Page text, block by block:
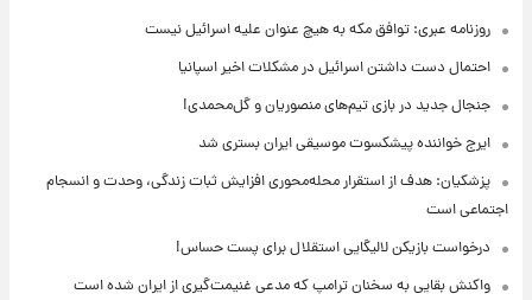
روزنامه عبری: توافق مکه به هیچ عنوان علیه اسرائیل نیست
احتمال دست داشتن اسرائیل در مشکلات اخیر اسپانیا
جنجال جدید در بازی تیم‌های منصوریان و گل‌محمدی!
ایرج خواننده پیشکسوت موسیقی ایران بستری شد
پزشکیان: هدف از استقرار محله‌محوری افزایش ثبات زندگی، وحدت و انسجام
اجتماعی است
درخواست بازیکن لالیگایی استقلال برای پست حساس!
واکنش بقایی به سخنان ترامپ که مدعی غنیمت‌گیری از ایران شده است